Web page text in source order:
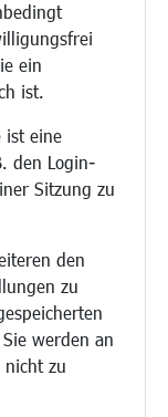
ein
ist.
ist eine
den Login-
Sitzung zu
den
zu
werden an
nicht zu